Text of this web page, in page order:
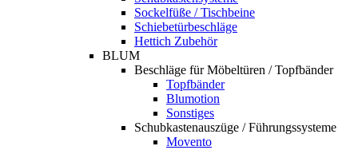
Sockelfüße / Tischbeine
Schiebetürbeschläge
Hettich Zubehör
BLUM
Beschläge für Möbeltüren / Topfbänder
Topfbänder
Blumotion
Sonstiges
Schubkastenauszüge / Führungssysteme
Movento